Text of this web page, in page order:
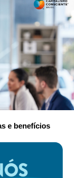
e benefícios